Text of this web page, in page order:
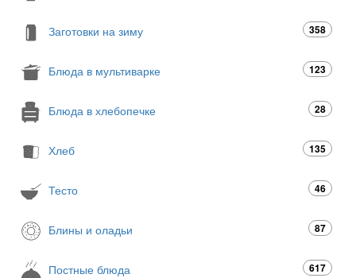
Заготовки на зиму 358
Блюда в мультиварке 123
Блюда в хлебопечке 28
Хлеб 135
Тесто 46
Блины и оладьи 87
Постные блюда 617